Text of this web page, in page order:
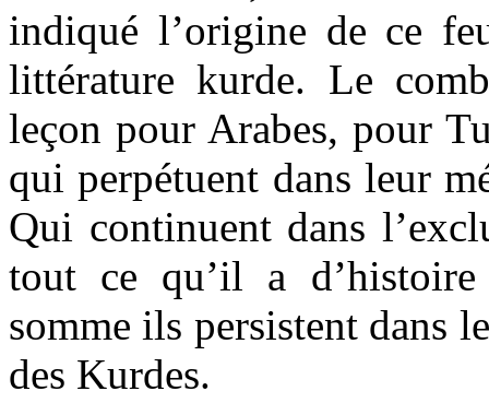
indiqué l’origine de ce
littérature kurde. Le
leçon pour Arabes, pour
qui perpétuent dans leur
Qui continuent dans
tout ce qu’il a
somme ils persistent dans
des Kurdes.